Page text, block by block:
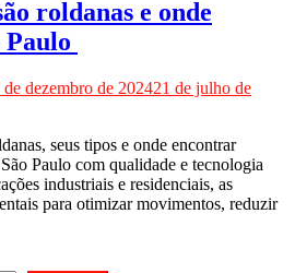
roldanas e onde
de dezembro de 202421 de julho de
seus tipos e onde encontrar
Paulo com qualidade e tecnologia
industriais e residenciais, as
para otimizar movimentos, reduzir